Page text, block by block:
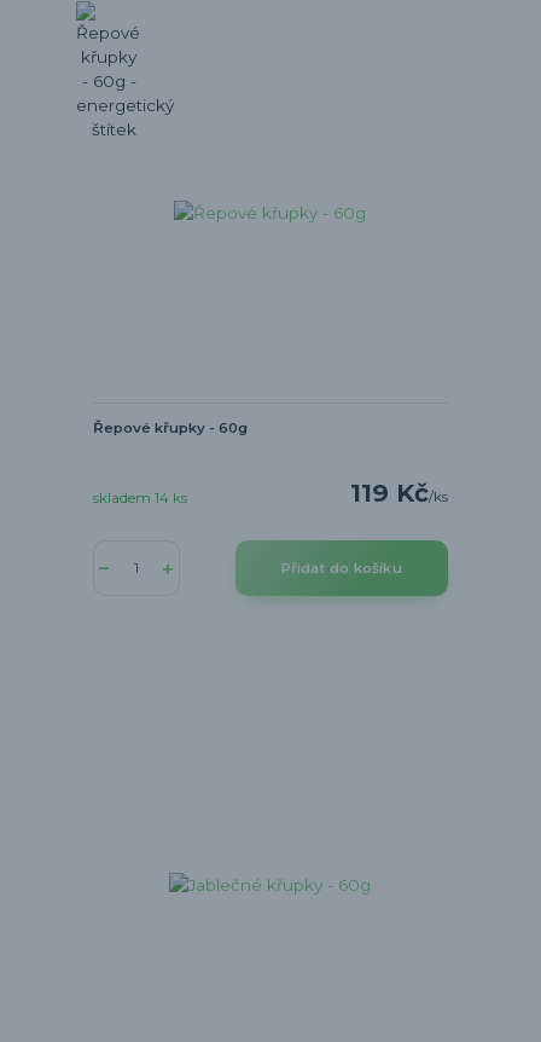
Řepové křupky - 60g
119 Kč/ks
skladem 14 ks
Přidat do košíku